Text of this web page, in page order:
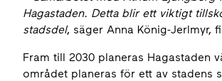
Hagastaden. Detta blir ett viktigt
stadsdel, säger Anna König-Jerlmyr,
Fram till 2030 planeras Hagastaden
området planeras för ett av stadens